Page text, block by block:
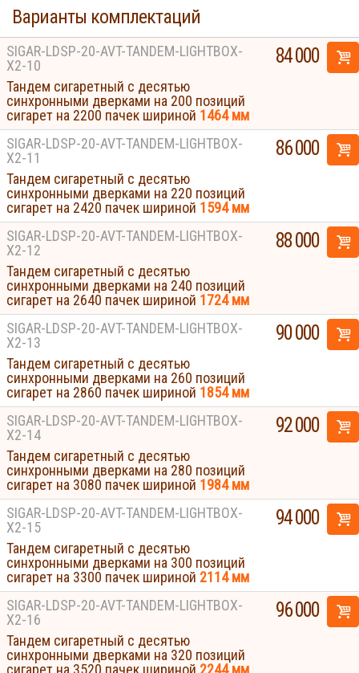
Displays
Варианты комплектаций
SIGAR-LDSP-20-AVT-TANDEM-LIGHTBOX-
Х2-10
Тандем сигаретный с десятью
синхронными дверками на 200 позиций
сигарет на 2200 пачек шириной 1464 мм
84 000
SIGAR-LDSP-20-AVT-TANDEM-LIGHTBOX-
Х2-11
Тандем сигаретный с десятью
синхронными дверками на 220 позиций
сигарет на 2420 пачек шириной 1594 мм
86 000
SIGAR-LDSP-20-AVT-TANDEM-LIGHTBOX-
Х2-12
Тандем сигаретный с десятью
синхронными дверками на 240 позиций
сигарет на 2640 пачек шириной 1724 мм
88 000
SIGAR-LDSP-20-AVT-TANDEM-LIGHTBOX-
Х2-13
Тандем сигаретный с десятью
синхронными дверками на 260 позиций
сигарет на 2860 пачек шириной 1854 мм
90 000
SIGAR-LDSP-20-AVT-TANDEM-LIGHTBOX-
Х2-14
Тандем сигаретный с десятью
синхронными дверками на 280 позиций
сигарет на 3080 пачек шириной 1984 мм
92 000
SIGAR-LDSP-20-AVT-TANDEM-LIGHTBOX-
Х2-15
Тандем сигаретный с десятью
синхронными дверками на 300 позиций
сигарет на 3300 пачек шириной 2114 мм
94 000
SIGAR-LDSP-20-AVT-TANDEM-LIGHTBOX-
Х2-16
Тандем сигаретный с десятью
синхронными дверками на 320 позиций
сигарет на 3520 пачек шириной 2244 мм
96 000